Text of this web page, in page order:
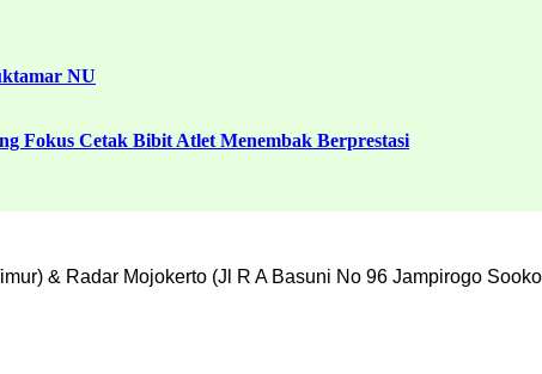
NU
Fokus Cetak Bibit Atlet Menembak Berprestasi
& Radar Mojokerto (Jl R A Basuni No 96 Jampirogo